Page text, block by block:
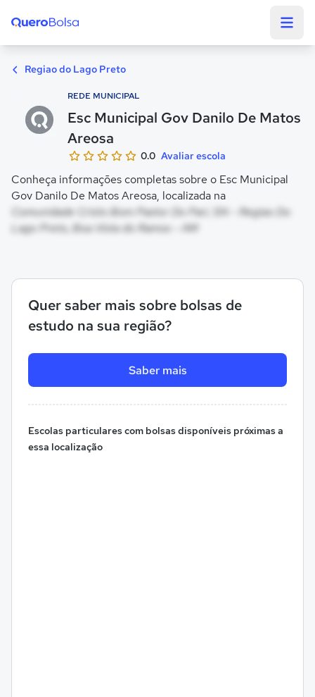
Regiao do Lago Preto
REDE MUNICIPAL
Esc Municipal Gov Danilo De Matos
Areosa
0.0 Avaliar escola
Conheça informações completas sobre o Esc Municipal
Gov Danilo De Matos Areosa, localizada na
Comunidade Cristo Bom Pastor Do Pari, SN - Regiao Do
Lago Preto, Boa Vista do Ramos - AM
Quer saber mais sobre bolsas de
estudo na sua região?
Saber mais
Escolas particulares com bolsas disponíveis próximas a
essa localização